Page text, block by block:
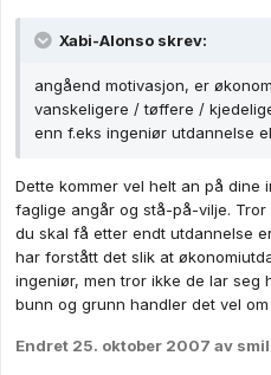
Xabi-Alonso skrev:
angåend motivasjon, er
vanskeligere / tøffere /
enn f.eks ingeniør utdannelse
Dette kommer vel helt an på dine
faglige angår og stå-på-vilje.
du skal få etter endt utdannelse
har forstått det slik at
ingeniør, men tror ikke de lar seg
bunn og grunn handler det vel
Endret 25. oktober 2007 av